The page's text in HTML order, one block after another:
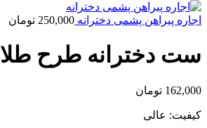
اجاره پیراهن پشمی دخترانه 250,000 تومان
ست دخترانه طرح طلا
162,000 تومان
کیفیت: عالی